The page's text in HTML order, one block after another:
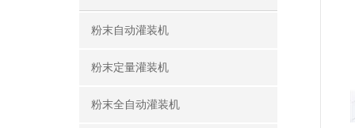
粉末自动灌装机
粉末定量灌装机
粉末全自动灌装机